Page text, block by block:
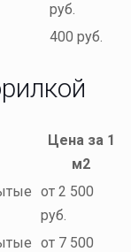
руб.
400 руб.
Цена за 1
м2
от 2 500
руб.
от 7 500